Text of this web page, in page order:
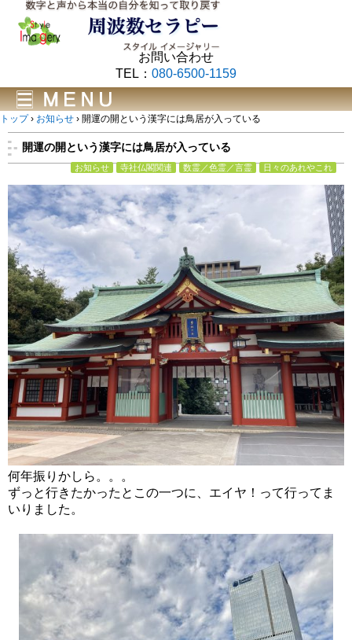
お問い合わせ
TEL： 080-6500-1159
トップ › お知らせ › 開運の開という漢字には鳥居が入っている
開運の開という漢字には鳥居が入っている
お知らせ 寺社仏閣関連 数霊／色霊／言霊 日々のあれやこれ
何年振りかしら。。。
ずっと行きたかったとこの一つに、エイヤ！って行ってま
いりました。